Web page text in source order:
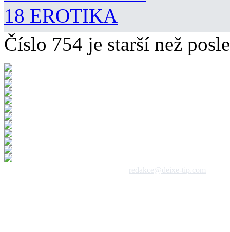
18 EROTIKA
Číslo 754 je starší než
redakce@deixe-tip.com